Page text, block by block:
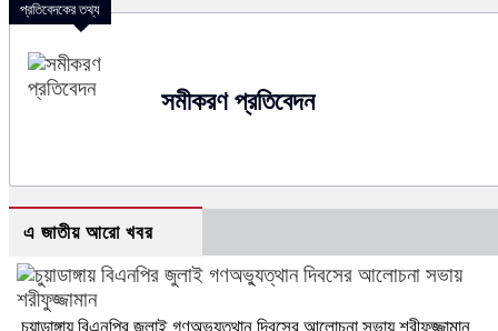
প্রতিবেদকের তথ্য
সমীকরণ প্রতিবেদন
এ জাতীয় আরো খবর